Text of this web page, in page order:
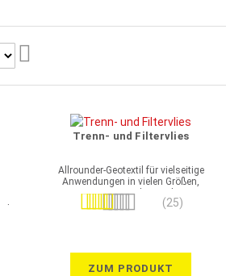
Trenn- und Filtervlies
Allrounder-Geotextil für vielseitige
Anwendungen in vielen Größen,
Grammaturen und GRK-Klassen
Bewertung: (25)
ZUM PRODUKT